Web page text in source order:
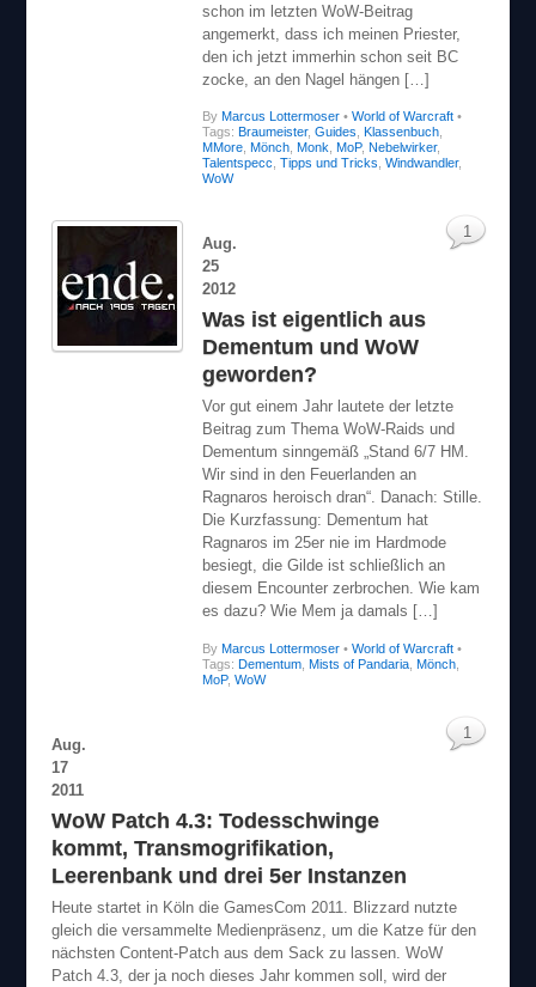
schon im letzten WoW-Beitrag
angemerkt, dass ich meinen Priester,
den ich jetzt immerhin schon seit BC
zocke, an den Nagel hängen […]
By Marcus Lottermoser• World of Warcraft •
Tags: Braumeister, Guides Klassenbuch,
MMore, Mönch, Monk MoP, Nebelwirker,
Talentspecc Tipps und Tricks Windwandler,
WoW
Aug.
25
2012
Was ist eigentlich aus
Dementum und WoW
geworden?
Vor gut einem Jahr lautete der letzte
Beitrag zum Thema WoW-Raids und
Dementum sinngemäß „Stand 6/7 HM.
Wir sind in den Feuerlanden an
Ragnaros heroisch dran“. Danach: Stille.
Die Kurzfassung: Dementum hat
Ragnaros im 25er nie im Hardmode
besiegt, die Gilde ist schließlich an
diesem Encounter zerbrochen. Wie kam
es dazu? Wie Mem ja damals […]
By Marcus Lottermoser• World of Warcraft
1
•
Tags: Dementum, Mists of Pandaria, Mönch,
MoP, WoW
Aug.
17
2011
WoW Patch 4.3: Todesschwinge
kommt, Transmogrifikation,
Leerenbank und drei 5er Instanzen
Heute startet in Köln die GamesCom 2011. Blizzard nutzte
gleich die versammelte Medienpräsenz, um die Katze für den
nächsten Content-Patch aus dem Sack zu lassen. WoW
Patch 4.3, der ja noch dieses Jahr kommen soll, wird der
1